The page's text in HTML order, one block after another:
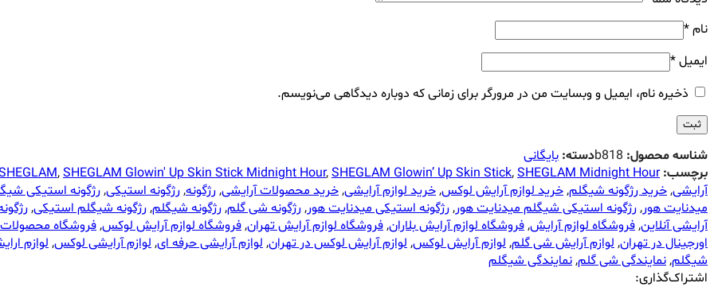
نام*
ایمیل*
ذخیره نام، ایمیل و وبسایت من در مرورگر برای زمانی که دوباره دیدگاهی می‌نویسم.
شناسه محصول: b818دسته: بایگانی
برچسب:
,SHEGLAM Glowin' Up Skin Stick Midnight Hour,SHEGLAM Glowin’ Up Skin Stick,SHEGLAM Midnight Hour
آرایشی,خرید رژگونه شیگلم,خرید لوازم آرایش لوکس,خرید لوازم آرایشی,خرید محصولات آرایشی,رژگونه,رژگونه استیکی,رژگونه استیکی
میدنایت هور,رژگونه استیکی شیگلم میدنایت هور,رژگونه استیکی میدنایت هور,رژگونه شی گلم,رژگونه شیگلم,رژگونه شیگلم استیکی,
آرایشی آنلاین,فروشگاه لوازم آرایش,فروشگاه لوازم آرایش بلاران,فروشگاه لوازم آرایش تهران,فروشگاه لوازم آرایش لوکس,فروشگاه
اورجینال در تهران,لوازم آرایش شی گلم,لوازم آرایش لوکس,لوازم آرایش لوکس در تهران,لوازم آرایشی حرفه ای,لوازم آرایشی لوکس,لوازم
شیگلم,نمایندگی شی گلم,نمایندگی شیگلم
اشتراک‌گذاری: